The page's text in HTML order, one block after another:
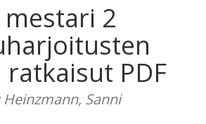
2
PDF
Sanni